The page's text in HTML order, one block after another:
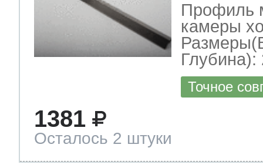
Профиль
камеры
Глубина):
Точное
1381
Осталось 2 штуки